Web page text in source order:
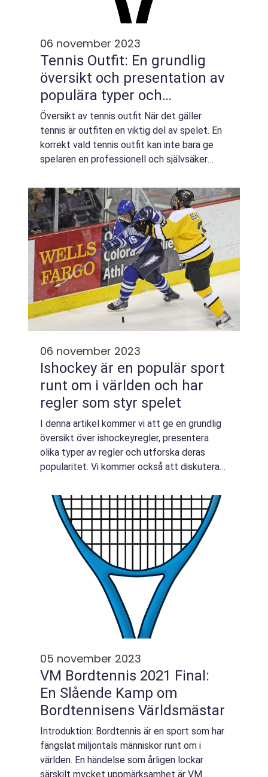
06 november 2023
Tennis Outfit: En grundlig
översikt och presentation av
populära typer och
kvantitativa mätningar
Översikt av tennis outfit När det gäller
tennis är outfiten en viktig del av spelet. En
korrekt vald tennis outfit kan inte bara ge
spelaren en professionell och självsäker
på banan. I denna artikel kommer v...
06 november 2023
Ishockey är en populär sport
runt om i världen och har
regler som styr spelet
I denna artikel kommer vi att ge en grundlig
översikt över ishockeyregler, presentera
olika typer av regler och utforska deras
popularitet. Vi kommer också att diskutera
ta en historisk titt på fördelarna ...
05 november 2023
VM Bordtennis 2021 Final:
En Slående Kamp om
Bordtennisens Världsmästar
Introduktion: Bordtennis är en sport som har
fängslat miljontals människor runt om i
världen. En händelse som årligen lockar
särskilt mycket uppmärksamhet är VM